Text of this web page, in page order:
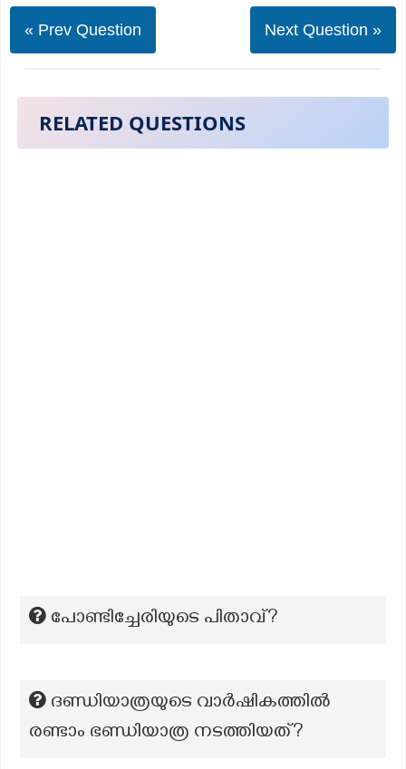
« Prev Question Next Question »
RELATED QUESTIONS
പോണ്ടിച്ചേരിയുടെ പിതാവ്?
ദണ്ഡിയാത്രയുടെ വാർഷികത്തിൽ
രണ്ടാം ഭണ്ഡിയാത്ര നടത്തിയത്?